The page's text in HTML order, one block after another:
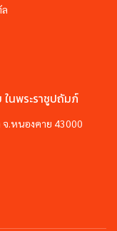
ในพระราชูปถัมภ์
.หนองคาย 43000